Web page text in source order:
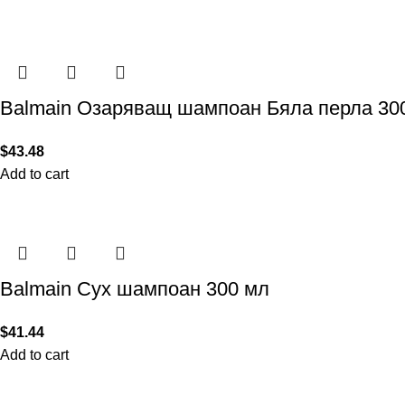
Balmain Озаряващ шампоан Бяла перла
$43.48
Add to cart
Balmain Сух шампоан 300 мл
$41.44
Add to cart